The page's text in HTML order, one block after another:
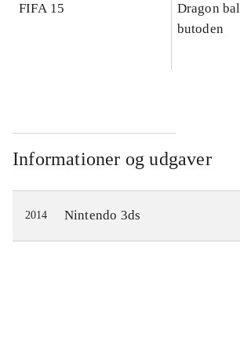
FIFA 15
Dragon
butoden
Informationer og udgaver
2014 Nintendo 3ds